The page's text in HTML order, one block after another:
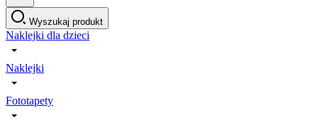
Wyszukaj produkt
Naklejki dla dzieci
Naklejki
Fototapety